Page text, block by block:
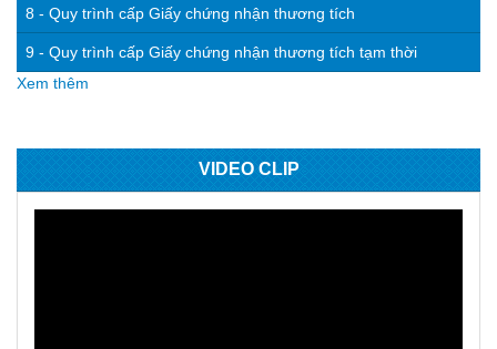
8 - Quy trình cấp Giấy chứng nhận thương tích
9 - Quy trình cấp Giấy chứng nhận thương tích tạm thời
Xem thêm
VIDEO CLIP